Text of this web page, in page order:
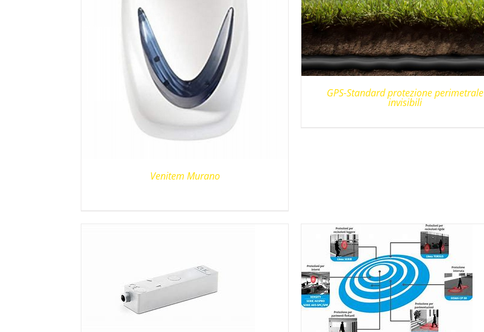
Venitem Murano
GPS-Standard protezione perimetrale
invisibili